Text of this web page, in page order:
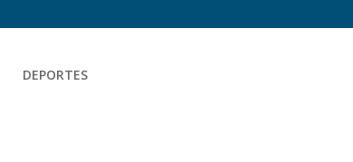
DEPORTES